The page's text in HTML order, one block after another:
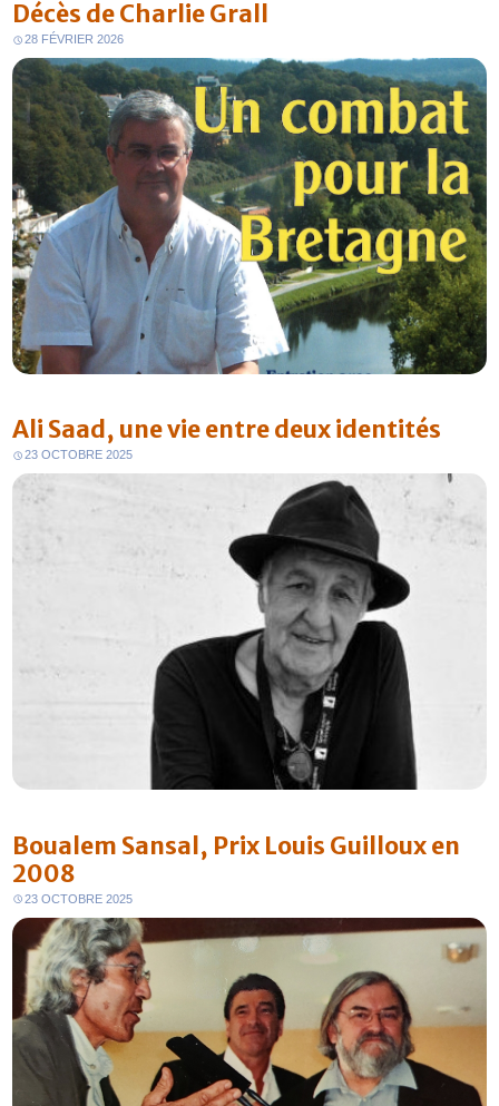
FR
Décès de Charlie Grall
28 FÉVRIER 2026
Ali Saad, une vie entre deux identités
23 OCTOBRE 2025
Boualem Sansal, Prix Louis Guilloux en
2008
23 OCTOBRE 2025